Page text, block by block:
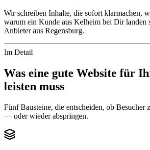
Wir schreiben Inhalte, die sofort klarmachen,
warum ein Kunde aus Kelheim bei Dir landen
Anbieter aus Regensburg.
Im Detail
Was eine gute Website für
leisten muss
Fünf Bausteine, die entscheiden, ob Besucher
— oder wieder abspringen.